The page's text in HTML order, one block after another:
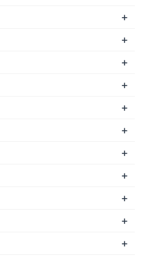
+
+
+
+
+
+
+
+
+
+
+